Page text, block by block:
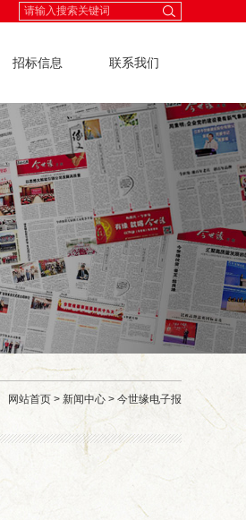
招标信息 联系我们
网站首页 > 新闻中心 > 今世缘电子报